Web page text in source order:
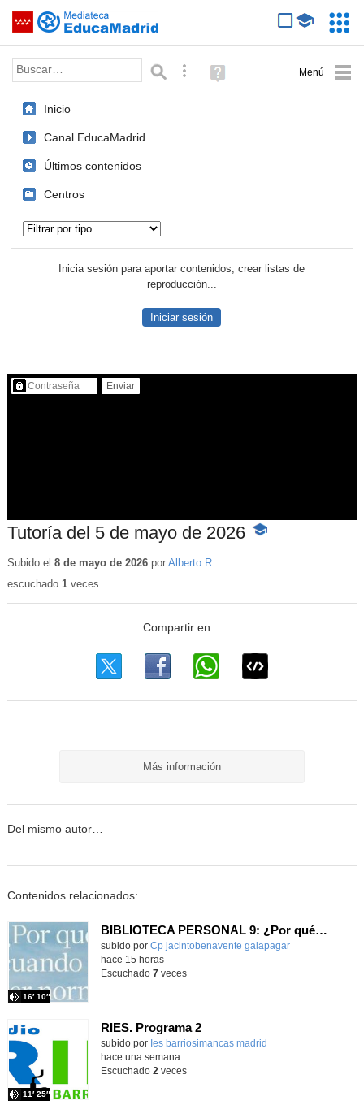
Saltar navegación
Palabra o frase: Búsqueda avanzada
Ayuda
(en
Inicio
Canal EducaMadrid
Últimos contenidos
Centros
Inicia sesión para aportar contenidos, crear listas de
reproducción...
Iniciar sesión
Contenido protegido…
Tutoría del 5 de mayo de 2026 -
Subido el 8 de mayo de 2026por Alberto R.
escuchado 1veces
Más información
Del mismo autor…
Contenidos relacionados:
BIBLIOTECA PERSONAL 9: ¿Por qué ser feliz cuando puedes ser normal?
Contenido educativo.
subido por Cp jacintobenavente galapagar
16′ 10″
-
hace 15 horas
Escuchado 7veces
RIES. Programa 2
Contenido educativo.
subido por Ies barriosimancas madrid
11′ 25″
hace una semana
Escuchado 2 veces